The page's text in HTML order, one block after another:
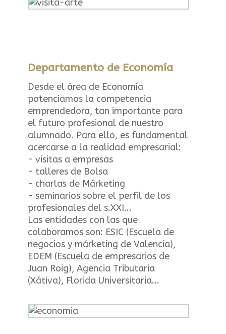
Departamento de Economía
Desde el área de Economía
potenciamos la competencia
emprendedora, tan importante para
el futuro profesional de nuestro
alumnado. Para ello, es fundamental
acercarse a la realidad empresarial:
- visitas a empresas
- talleres de Bolsa
- charlas de Márketing
- seminarios sobre el perfil de los
profesionales del s.XXI...
Las entidades con las que
colaboramos son: ESIC (Escuela de
negocios y márketing de Valencia),
EDEM (Escuela de empresarios de
Juan Roig), Agencia Tributaria
(Xátiva), Florida Universitaria...